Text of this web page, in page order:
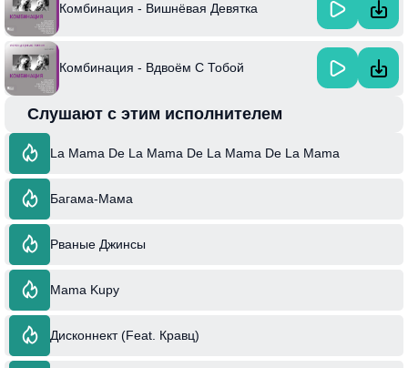
Комбинация - Вишнёвая Девятка
Комбинация - Вдвоём С Тобой
Слушают с этим исполнителем
La Mama De La Mama De La Mama De La Mama
Багама-Мама
Рваные Джинсы
Mama Kupy
Дисконнект (Feat. Кравц)